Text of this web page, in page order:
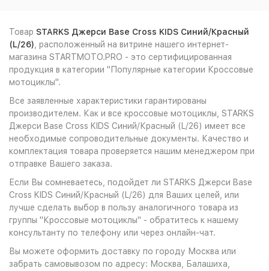
Товар STARKS Джерси Base Cross KIDS Синий/Красный
(L/26) , расположенный на витрине нашего интернет-
магазина STARTMOTO.PRO - это сертифицированная
продукция в категории "Популярные категории Кроссовые
мотоциклы".
Все заявленные характеристики гарантированы
производителем. Как и все кроссовые мотоциклы, STARKS
Джерси Base Cross KIDS Синий/Красный (L/26) имеет все
необходимые сопроводительные документы. Качество и
комплектация товара проверяется нашим менеджером при
отправке Вашего заказа.
Если Вы сомневаетесь, подойдет ли STARKS Джерси Base
Cross KIDS Синий/Красный (L/26) для Ваших целей, или
лучше сделать выбор в пользу аналогичного товара из
группы "Кроссовые мотоциклы" - обратитесь к нашему
консультанту по телефону или через онлайн-чат.
Вы можете оформить доставку по городу Москва или
забрать самовывозом по адресу: Москва, Балашиха,